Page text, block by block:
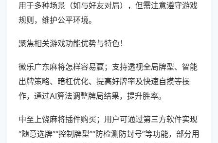
用于多种场景（如与好友对局），但需注意遵守游戏
规则，维护公平环境。
聚焦相关游戏功能优势与特色！
微乐广东麻将怎样容易赢；支持透视全局牌型、智能
出牌策略、暗杠优化、提高好牌率及快速自摸等操
作，通过AI算法调整牌局结果，提升胜率。
中至上饶麻将插件购买；用户可通过第三方软件实现
“随意选牌”“控制牌型”“防检测防封号”等功能，部分用